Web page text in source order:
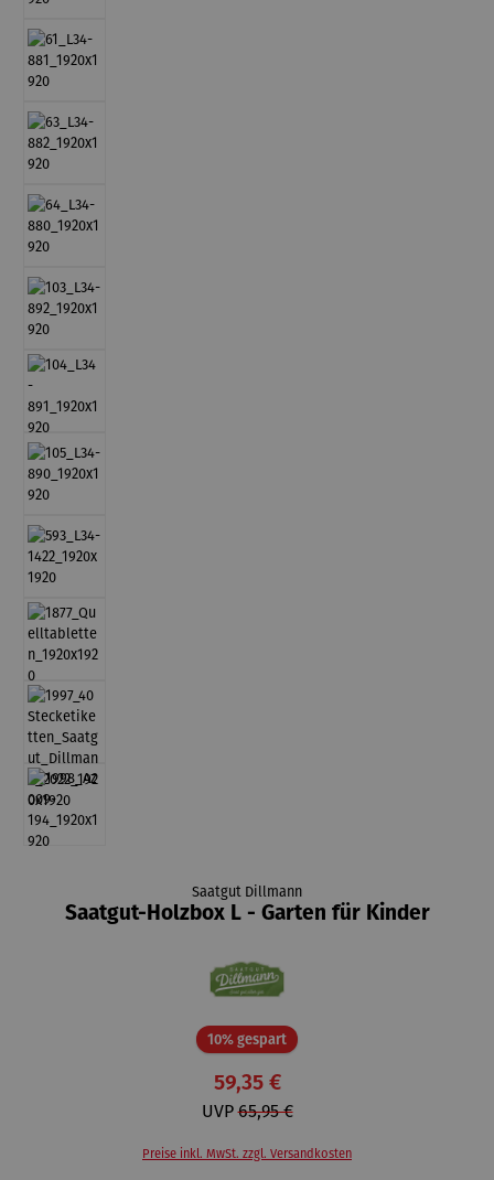
Saatgut Dillmann
Saatgut-Holzbox L - Garten für Kinder
10% gespartRabatt
59,35 €
UVP65,95 €
Preise inkl. MwSt. zzgl. Versandkosten